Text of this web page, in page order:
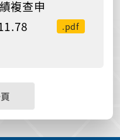
複查申
.pdf